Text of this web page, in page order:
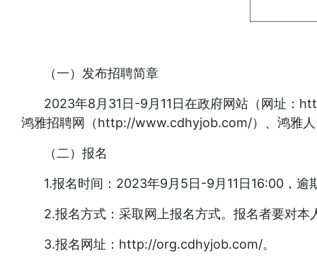
（一）发布招聘简章
2023年8月31日-9月11日在政府网站（网址
鸿雅招聘网（http://www.cdhyjob.com/）、鸿雅人
（二）报名
1.报名时间：2023年9月5日-9月11日16:00，
2.报名方式：采取网上报名方式。报名者要对本
3.报名网址：http://org.cdhyjob.com/。